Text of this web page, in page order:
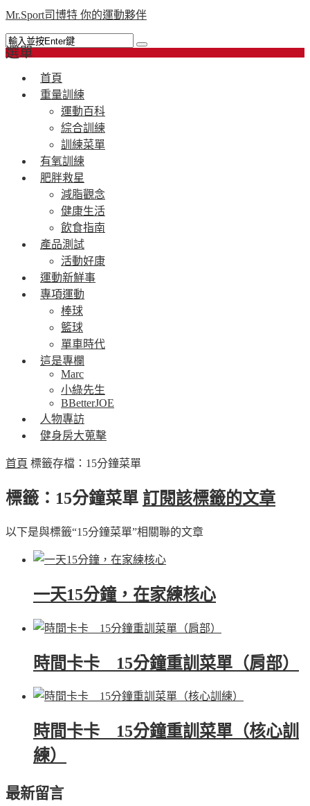
Mr.Sport司博特 你的運動夥伴
選單
首頁
重量訓練
運動百科
綜合訓練
訓練菜單
有氧訓練
肥胖救星
減脂觀念
健康生活
飲食指南
產品測試
活動好康
運動新鮮事
專項運動
棒球
籃球
單車時代
這是專欄
Marc
小綠先生
BBetterJOE
人物專訪
健身房大蒐擊
首頁 標籤存檔：15分鐘菜單
標籤：15分鐘菜單 訂閱該標籤的文章
以下是與標籤“15分鐘菜單”相關聯的文章
一天15分鐘，在家練核心
時間卡卡 15分鐘重訓菜單（肩部）
時間卡卡 15分鐘重訓菜單（核心訓
練）
最新留言